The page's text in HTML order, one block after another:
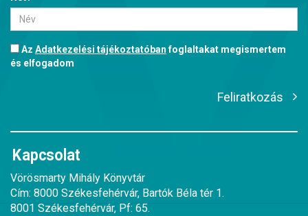
Az Adatkezelési tájékoztatóbanfoglaltakat megismertem
és elfogadom
Feliratkozás
Kapcsolat
Vörösmarty Mihály Könyvtár
Cím: 8000 Székesfehérvár, Bartók Béla tér 1.
8001 Székesfehérvár, Pf: 65.